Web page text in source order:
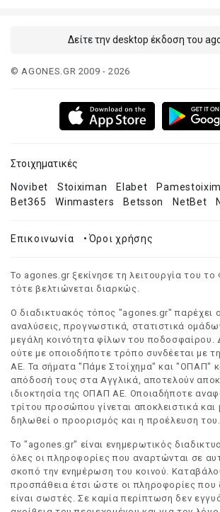
Δείτε την desktop έκδοση του
© AGONES.GR 2009 - 2026
Στοιχηματικές
Novibet Stoiximan Elabet
Bet365
Winmasters Betsson NetBet
Επικοινωνία •Όροι χρήσης
Το agones.gr ξεκίνησε τη λειτουργία του
τότε βελτιώνεται διαρκώς.
Ο διαδικτυακός τόπος "agones.gr" παρέχει
αναλύσεις, προγνωστικά, στατιστικά
μεγάλη κοινότητα φίλων του ποδοσφαίρου.
ούτε με οποιοδήποτε τρόπο συνδέεται με
ΑΕ. Τα σήματα "Πάμε Στοίχημα" και "ΟΠΑΠ"
απόδοσή τους στα Αγγλικά, αποτελούν
ιδιοκτησία της ΟΠΑΠ ΑΕ. Οποιαδήποτε
τρίτου προσώπου γίνεται αποκλειστικά και
δηλωθεί ο προορισμός και η προέλευση του.
Το "agones.gr" είναι ενημερωτικός
όλες οι πληροφορίες που αναρτώνται σε
σκοπό την ενημέρωση του κοινού.
προσπάθεια έτσι ώστε οι πληροφορίες που
είναι σωστές. Σε καμία περίπτωση δεν